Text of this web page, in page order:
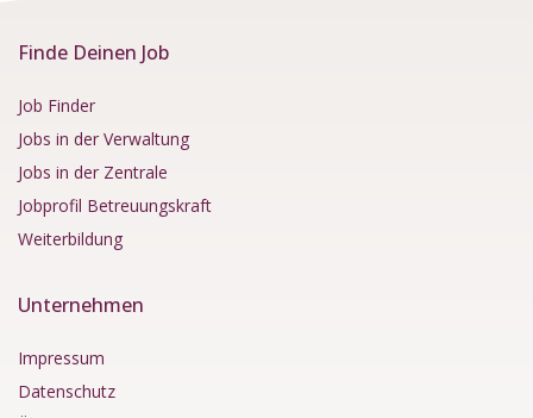
Finde Deinen Job
Job Finder
Jobs in der Verwaltung
Jobs in der Zentrale
Jobprofil Betreuungskraft
Weiterbildung
Unternehmen
Impressum
Datenschutz